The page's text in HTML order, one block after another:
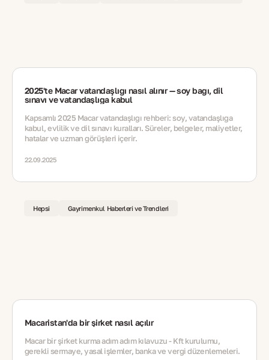
2025'te Macar vatandaşlığı nasıl alınır — soy bağı, dil
sınavı ve vatandaşlığa kabul
Kapsamlı 2025 Macar vatandaşlığı rehberi: soy, vatandaşlığa
kabul, evlilik ve dil sınavı kuralları. Süreler, belgeler, maliyetler,
hatalar ve uzman görüşleri içerir.
22.09.2025
Hepsi Gayrimenkul Haberleri ve Trendleri
Macaristan'da bir şirket nasıl açılır
Macar bir şirket kurma adım adım kılavuzu - Kft kurulumu,
gerekli sermaye, yasal işlemler, banka ve vergi düzenlemeleri.